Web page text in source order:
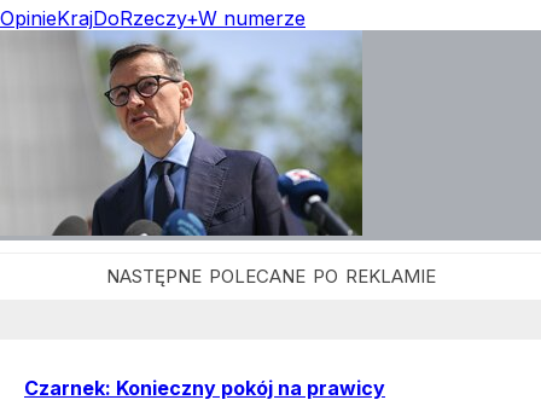
OpinieKrajDoRzeczy+W numerze
Czarnek: Konieczny pokój na prawicy